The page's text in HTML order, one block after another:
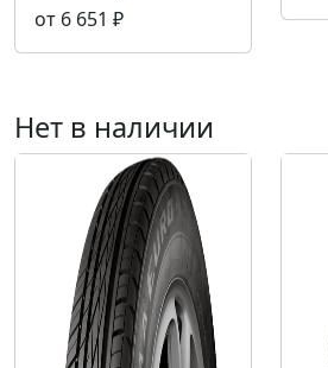
от 6 651 ₽
Нет в наличии